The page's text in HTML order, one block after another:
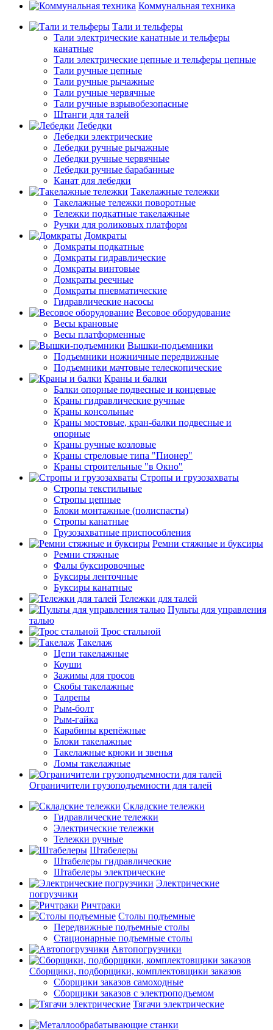
Коммунальная техника
Тали и тельферы
Тали электрические канатные и тельферы
канатные
Тали электрические цепные и тельферы цепные
Тали ручные цепные
Тали ручные рычажные
Тали ручные червячные
Тали ручные взрывобезопасные
Штанги для талей
Лебедки
Лебедки электрические
Лебедки ручные рычажные
Лебедки ручные червячные
Лебедки ручные барабанные
Канат для лебедки
Такелажные тележки
Такелажные тележки поворотные
Тележки подкатные такелажные
Ручки для роликовых платформ
Домкраты
Домкраты подкатные
Домкраты гидравлические
Домкраты винтовые
Домкраты реечные
Домкраты пневматические
Гидравлические насосы
Весовое оборудование
Весы крановые
Весы платформенные
Вышки-подъемники
Подъемники ножничные передвижные
Подъемники мачтовые телескопические
Краны и балки
Балки опорные подвесные и концевые
Краны гидравлические ручные
Краны консольные
Краны мостовые, кран-балки подвесные и
опорные
Краны ручные козловые
Краны стреловые типа "Пионер"
Краны строительные "в Окно"
Стропы и грузозахваты
Стропы текстильные
Стропы цепные
Блоки монтажные (полиспасты)
Стропы канатные
Грузозахватные приспособления
Ремни стяжные и буксиры
Ремни стяжные
Фалы буксировочные
Буксиры ленточные
Буксиры канатные
Тележки для талей
Пульты для управления
талью
Трос стальной
Такелаж
Цепи такелажные
Коуши
Зажимы для тросов
Скобы такелажные
Талрепы
Рым-болт
Рым-гайка
Карабины крепёжные
Блоки такелажные
Такелажные крюки и звенья
Ломы такелажные
Ограничители грузоподъемности для талей
Складские тележки
Гидравлические тележки
Электрические тележки
Тележки ручные
Штабелеры
Штабелеры гидравлические
Штабелеры электрические
Электрические
погрузчики
Ричтраки
Столы подъемные
Передвижные подъемные столы
Стационарные подъемные столы
Автопогрузчики
Сборщики, подборщики, комплектовщики заказов
Сборщики заказов самоходные
Сборщики заказов с электроподъемом
Тягачи электрические